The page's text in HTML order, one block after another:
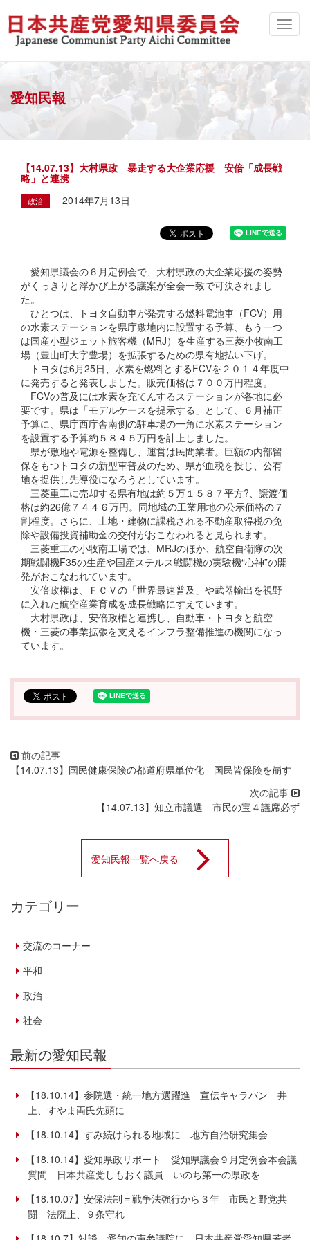
愛知民報
【14.07.13】大村県政 暴走する大企業応援 安倍「成長戦
略」と連携
政治 2014年7月13日
愛知県議会の６月定例会で、大村県政の大企業応援の姿勢
がくっきりと浮かび上がる議案が全会一致で可決されまし
た。
ひとつは、トヨタ自動車が発売する燃料電池車（FCV）用
の水素ステーションを県庁敷地内に設置する予算、もう一つ
は国産小型ジェット旅客機（MRJ）を生産する三菱小牧南工
場（豊山町大字豊場）を拡張するための県有地払い下げ。
トヨタは6月25日、水素を燃料とするFCVを２０１４年度中
に発売すると発表しました。販売価格は７００万円程度。
FCVの普及には水素を充てんするステーションが各地に必
要です。県は「モデルケースを提示する」として、６月補正
予算に、県庁西庁舎南側の駐車場の一角に水素ステーション
を設置する予算約５８４５万円を計上しました。
県が敷地や電源を整備し、運営は民間業者。巨額の内部留
保をもつトヨタの新型車普及のため、県が血税を投じ、公有
地を提供し先導役になろうとしています。
三菱重工に売却する県有地は約５万１５８７平方?、譲渡価
格は約26億７４４６万円。同地域の工業用地の公示価格の７
割程度。さらに、土地・建物に課税される不動産取得税の免
除や設備投資補助金の交付がおこなわれると見られます。
三菱重工の小牧南工場では、MRJのほか、航空自衛隊の次
期戦闘機F35の生産や国産ステルス戦闘機の実験機“心神”の開
発がおこなわれています。
安倍政権は、ＦＣＶの「世界最速普及」や武器輸出を視野
に入れた航空産業育成を成長戦略にすえています。
大村県政は、安倍政権と連携し、自動車・トヨタと航空
機・三菱の事業拡張を支えるインフラ整備推進の機関になっ
ています。
【14.07.13】国民健康保険の都道府県単位化 国民皆保険を崩す
【14.07.13】知立市議選 市民の宝４議席必ず
愛知民報一覧へ戻る
カテゴリー
交流のコーナー
平和
政治
社会
最新の愛知民報
【18.10.14】参院選・統一地方選躍進 宣伝キャラバン 井
上、すやま両氏先頭に
【18.10.14】すみ続けられる地域に 地方自治研究集会
【18.10.14】愛知県政リポート 愛知県議会９月定例会本会議
質問 日本共産党しもおく議員 いのち第一の県政を
【18.10.07】安保法制＝戦争法強行から３年 市民と野党共
闘 法廃止、９条守れ